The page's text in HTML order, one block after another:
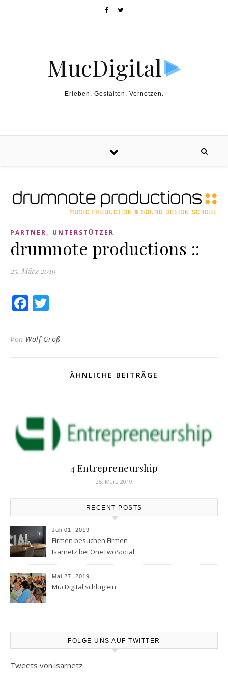
MucDigital
Erleben. Gestalten. Vernetzen.
PARTNER, UNTERSTÜTZER
drumnote productions ::
25. März 2019
Facebook
Von Wolf Groß
ÄHNLICHE BEITRÄGE
4 Entrepreneurship
25. März 2019
RECENT POSTS
Juli 01, 2019
Firmen besuchen Firmen –
Isarnetz bei OneTwoSocial
Mai 27, 2019
MucDigital schlug ein
FOLGE UNS AUF TWITTER
Tweets von isarnetz